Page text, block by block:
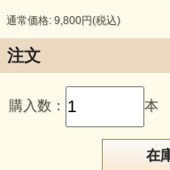
オーストラリアか
質感の水晶 オー
通常価格: 9,800円(税込)
注文
購入数： 本
在